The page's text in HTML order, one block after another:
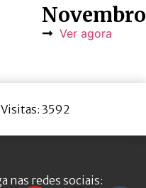
Novembro
Ver agora
Visitas: 3592
nas redes sociais: